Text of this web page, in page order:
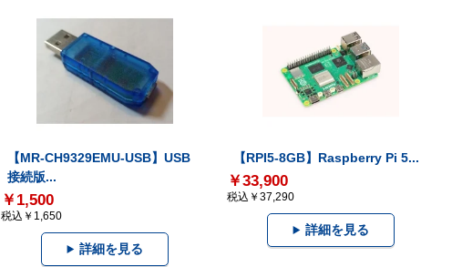
【MR-CH9329EMU-USB】USB
接続版...
￥1,500
税込￥1,650
詳細を見る
【RPI5-8GB】Raspberry Pi 5...
￥33,900
税込￥37,290
詳細を見る